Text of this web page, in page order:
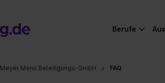
Berufe
Meyer Menü Beteiligungs-GmbH FAQ